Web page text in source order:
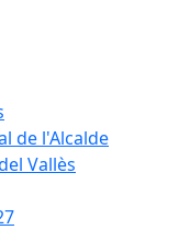
de l'Alcalde
Vallès